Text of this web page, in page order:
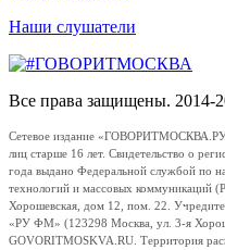
Наши слушатели
Все права защищены. 2014-
Сетевое издание
лиц старше 16 лет. Свидетельство о
года выдано Федеральной службой по
технологий и массовых коммуникаций
Хорошевская, дом 12, пом. 22.
«РУ ФМ» (123298 Москва, ул. 3-я
GOVORITMOSKVA.RU. Территория